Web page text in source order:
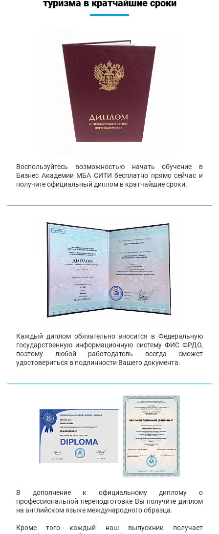
туризма в кратчайшие сроки
Воспользуйтесь возможностью начать обучение в
Бизнес Академии МБА СИТИ бесплатно прямо сейчас и
получите официальный диплом в кратчайшие сроки.
Каждый диплом обязательно вносится в Федеральную
государственную информационную систему ФИС ФРДО,
поэтому любой работодатель всегда сможет
удостовериться в подлинности Вашего документа.
В дополнение к официальному диплому о
профессиональной переподготовке Вы получите диплом
на английском языке международного образца.
Кроме того каждый наш выпускник получает